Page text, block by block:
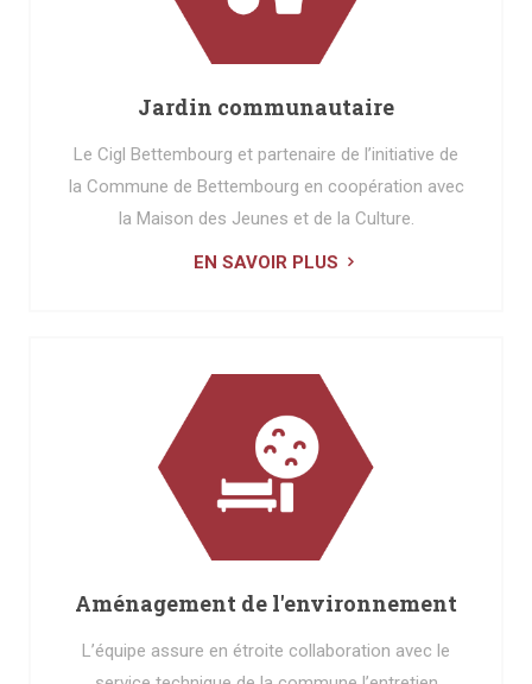
Jardin communautaire
Le Cigl Bettembourg et partenaire de l’initiative de
la Commune de Bettembourg en coopération avec
la Maison des Jeunes et de la Culture.
EN SAVOIR PLUS
Aménagement de l'environnement
L’équipe assure en étroite collaboration avec le